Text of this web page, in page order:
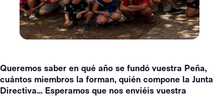
Queremos saber en qué año se fundó vuestra Peña,
cuántos miembros la forman, quién compone la Junta
Directiva... Esperamos que nos enviéis vuestra